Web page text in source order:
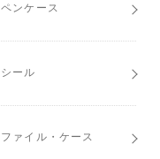
ペンケース
シール
ファイル・ケース